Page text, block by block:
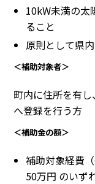
10kW未満の太
ること
原則として県
＜補助対象者＞
町内に住所を有し
へ登録を行う方
＜補助金の額＞
補助対象経費
50万円 のいず